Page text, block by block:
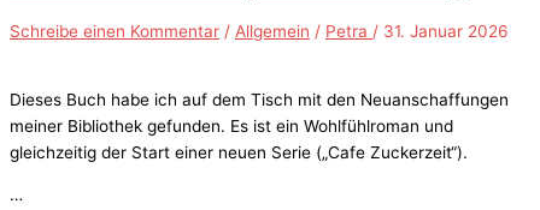
Schreibe einen Kommentar / Allgemein / Petra / 31. Januar 2026
Dieses Buch habe ich auf dem Tisch mit den Neuanschaffungen
meiner Bibliothek gefunden. Es ist ein Wohlfühlroman und
gleichzeitig der Start einer neuen Serie („Cafe Zuckerzeit“).
…